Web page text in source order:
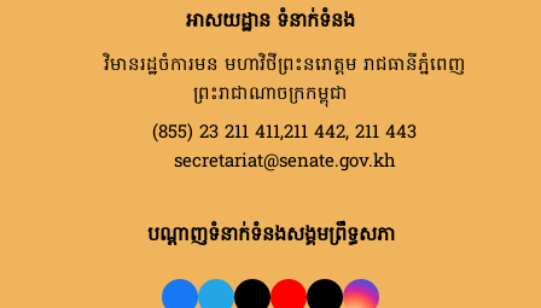
អាសយដ្ឋាន ទំនាក់ទំនង
វិមានរដ្ឋចំការមន មហាវិថីព្រះនរោត្តម រាជធានីភ្នំពេញ
ព្រះរាជាណាចក្រកម្ពុជា
(855) 23 211 411,211 442, 211 443
secretariat@senate.gov.kh
បណ្តាញទំនាក់ទំនងសង្គមព្រឹទ្ធសភា